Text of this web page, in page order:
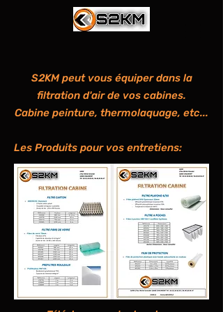
S2KM peut vous équiper dans la
filtration d'air de vos cabines.
Cabine peinture, thermolaquage, etc...
Les Produits pour vos entretiens: